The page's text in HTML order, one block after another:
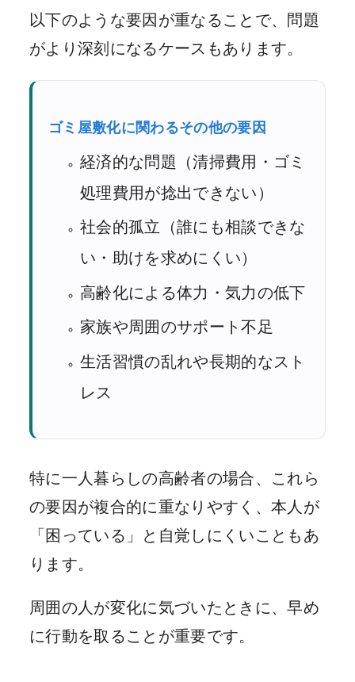
以下のような要因が重なることで、問題
がより深刻になるケースもあります。
ゴミ屋敷化に関わるその他の要因
経済的な問題（清掃費用・ゴミ
処理費用が捻出できない）
社会的孤立（誰にも相談できな
い・助けを求めにくい）
高齢化による体力・気力の低下
家族や周囲のサポート不足
生活習慣の乱れや長期的なスト
レス
特に一人暮らしの高齢者の場合、これら
の要因が複合的に重なりやすく、本人が
「困っている」と自覚しにくいこともあ
ります。
周囲の人が変化に気づいたときに、早め
に行動を取ることが重要です。